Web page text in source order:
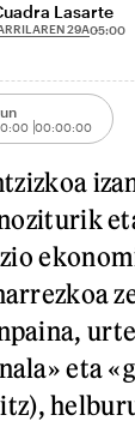
Lasarte
29A05:00
00:00:00
eta